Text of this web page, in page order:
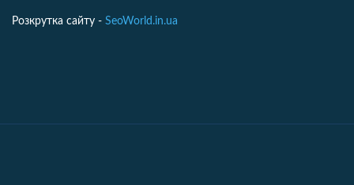
Розкрутка сайту - SeoWorld.in.ua